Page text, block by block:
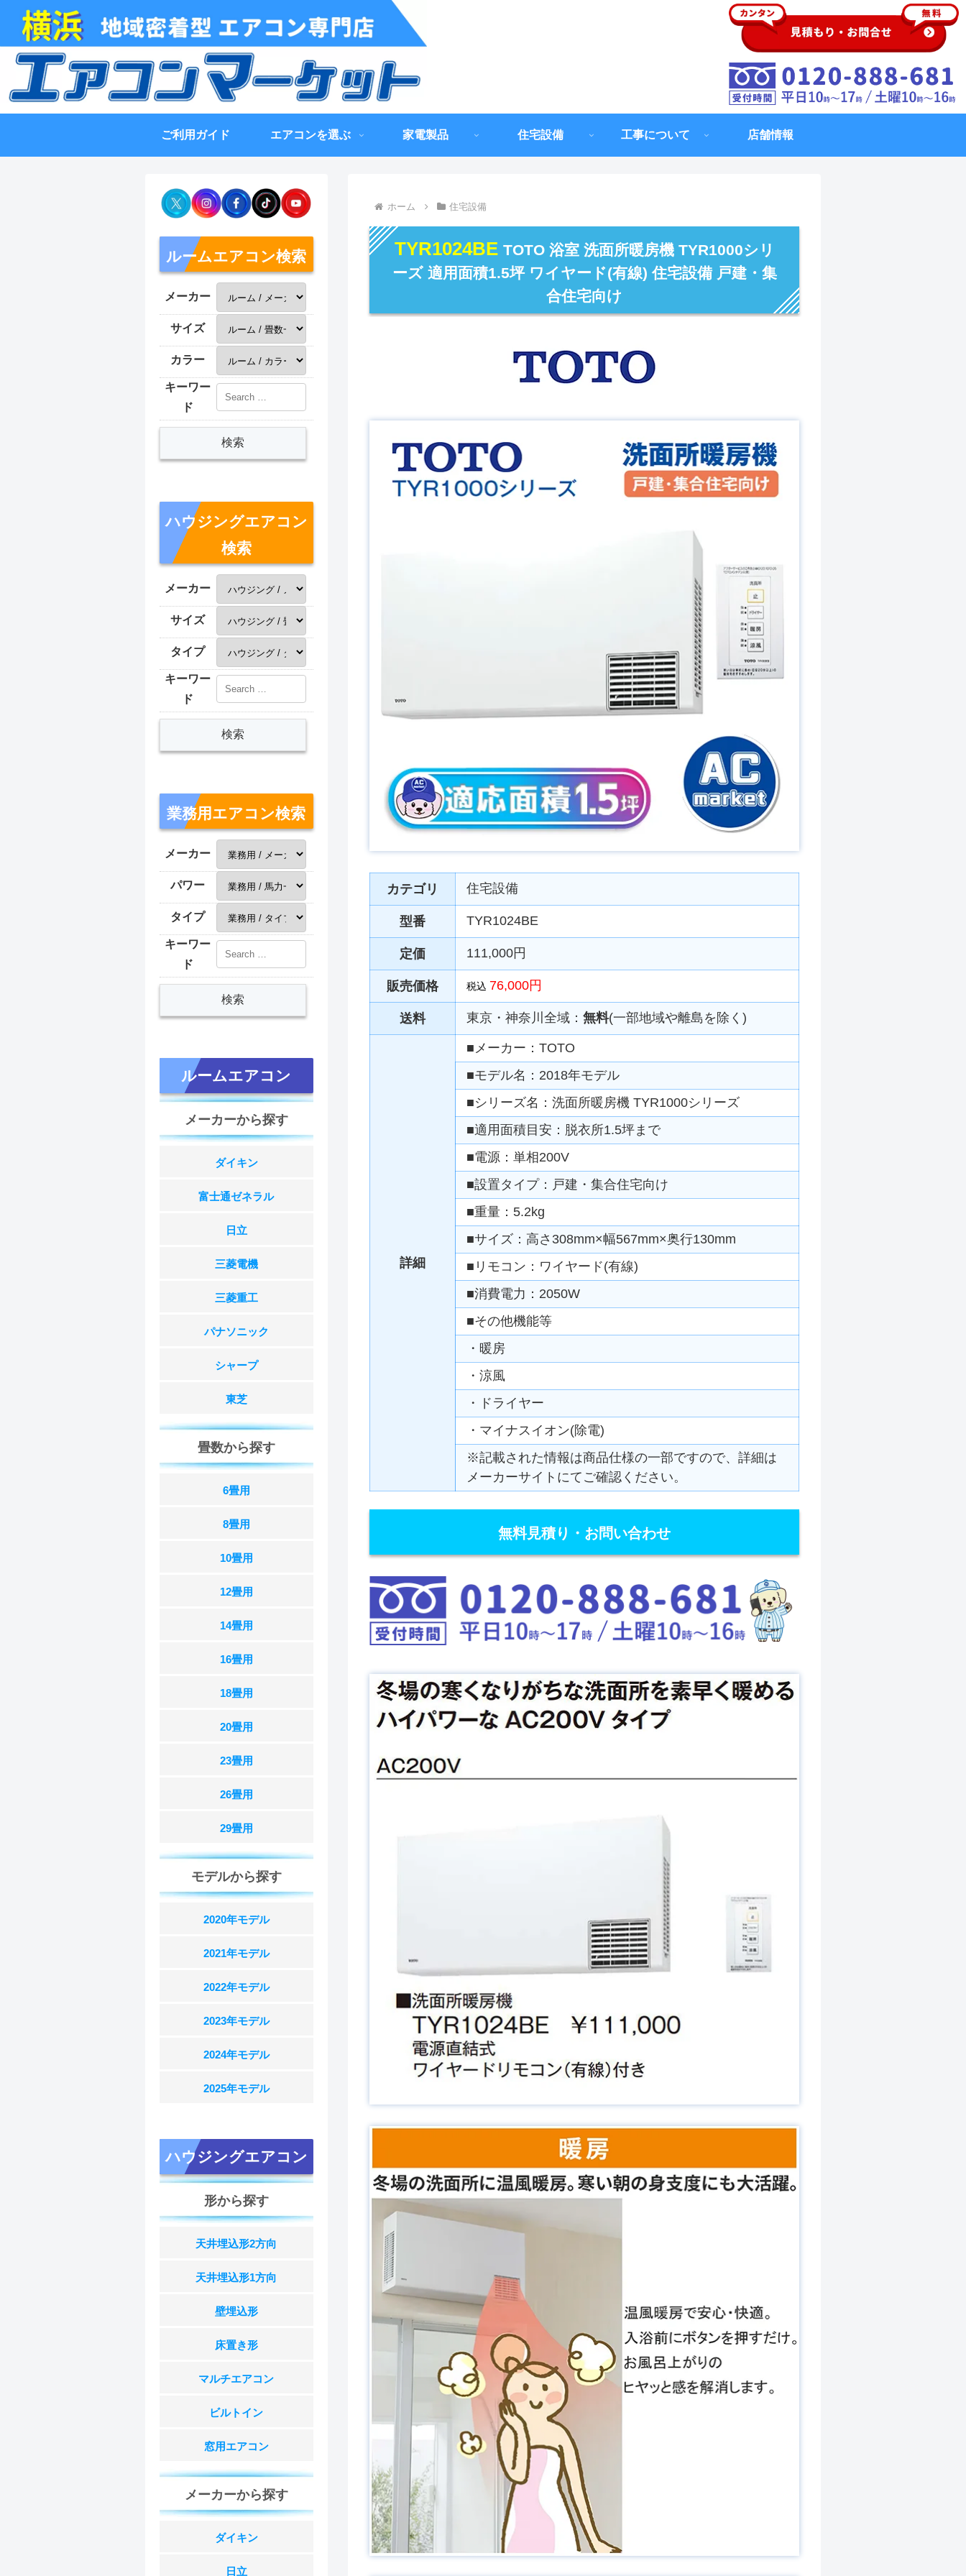
ご利用ガイド エアコンを選ぶ 家電製品 住宅設備 工事について 店舗情報
ホーム 住宅設備
TYR1024BE TOTO 浴室 洗面所暖房機 TYR1000シリ
ーズ 適用面積1.5坪 ワイヤード(有線) 住宅設備 戸建・集
合住宅向け
カテゴリ 住宅設備
型番 TYR1024BE
定価 111,000円
販売価格 税込 76,000円
送料 東京・神奈川全域： 無料(一部地域や離島を除く)
詳細
■メーカー：TOTO
■モデル名：2018年モデル
■シリーズ名：洗面所暖房機 TYR1000シリーズ
■適用面積目安：脱衣所1.5坪まで
■電源：単相200V
■設置タイプ：戸建・集合住宅向け
■重量：5.2kg
■サイズ：高さ308mm×幅567mm×奥行130mm
■リモコン：ワイヤード(有線)
■消費電力：2050W
■その他機能等
・暖房
・涼風
・ドライヤー
・マイナスイオン(除電)
※記載された情報は商品仕様の一部ですので、詳細は
メーカーサイトにてご確認ください。
無料見積り・お問い合わせ
ルームエアコン検索
メーカー
サイズ
カラー
キーワー
ド
ハウジングエアコン
検索
メーカー
サイズ
タイプ
キーワー
ド
業務用エアコン検索
メーカー
パワー
タイプ
キーワー
ド
ルームエアコン
メーカーから探す
ダイキン
富士通ゼネラル
日立
三菱電機
三菱重工
パナソニック
シャープ
東芝
畳数から探す
6畳用
8畳用
10畳用
12畳用
14畳用
16畳用
18畳用
20畳用
23畳用
26畳用
29畳用
モデルから探す
2020年モデル
2021年モデル
2022年モデル
2023年モデル
2024年モデル
2025年モデル
ハウジングエアコン
形から探す
天井埋込形2方向
天井埋込形1方向
壁埋込形
床置き形
マルチエアコン
ビルトイン
窓用エアコン
メーカーから探す
ダイキン
日立